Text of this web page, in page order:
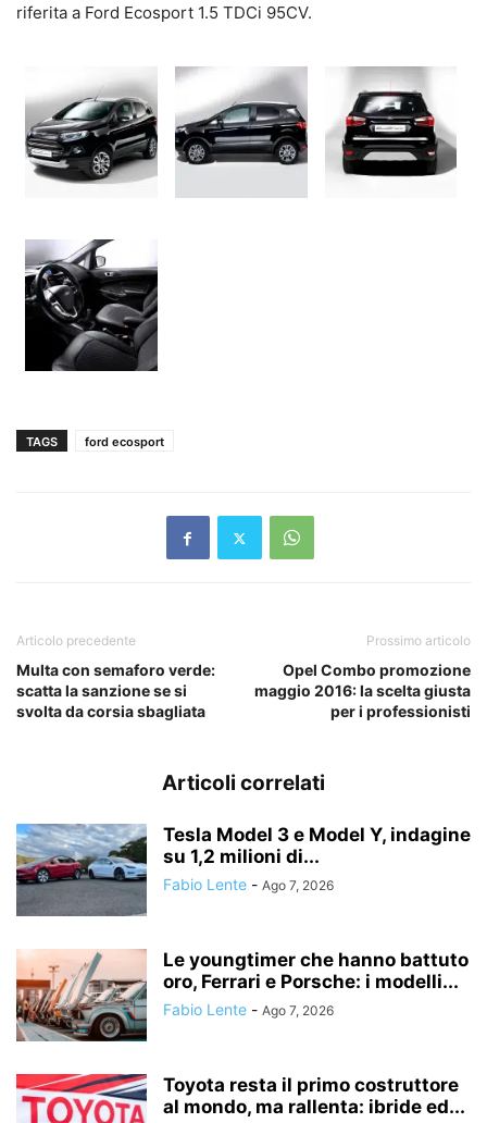
riferita a Ford Ecosport 1.5 TDCi 95CV.
TAGS ford ecosport
Articolo precedente
Multa con semaforo verde:
scatta la sanzione se si
svolta da corsia sbagliata
Prossimo articolo
Opel Combo promozione
maggio 2016: la scelta giusta
per i professionisti
Articoli correlati
Tesla Model 3 e Model Y, indagine
su 1,2 milioni di...
Fabio Lente - Ago 7, 2026
Le youngtimer che hanno battuto
oro, Ferrari e Porsche: i modelli...
Fabio Lente - Ago 7, 2026
Toyota resta il primo costruttore
al mondo, ma rallenta: ibride ed...